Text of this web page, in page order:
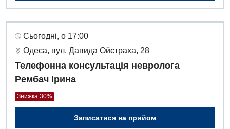
Сьогодні, о 17:00
Одеса, вул. Давида Ойстраха, 28
Телефонна консультація невролога
Рембач Ірина
Знижка 30%
Записатися на прийом